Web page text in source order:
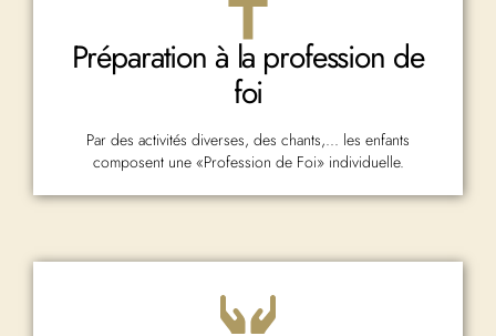
Préparation à la profession de
foi
Par des activités diverses, des chants,... les enfants
composent une «Profession de Foi» individuelle.